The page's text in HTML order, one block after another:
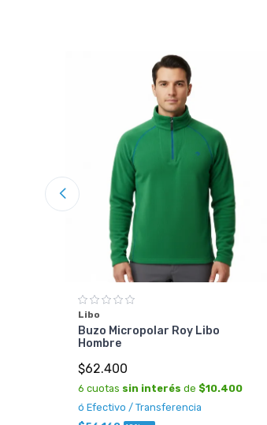
Libo
Buzo Micropolar Roy Libo
Hombre
$62.400
6 cuotas sin interés de $10.400
ó Efectivo / Transferencia